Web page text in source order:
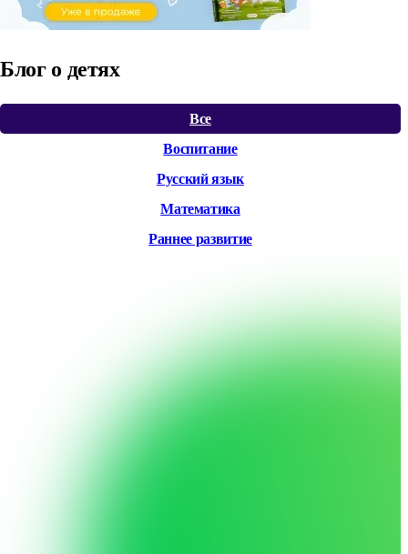
Блог о детях
Все
Воспитание
Русский язык
Математика
Раннее развитие